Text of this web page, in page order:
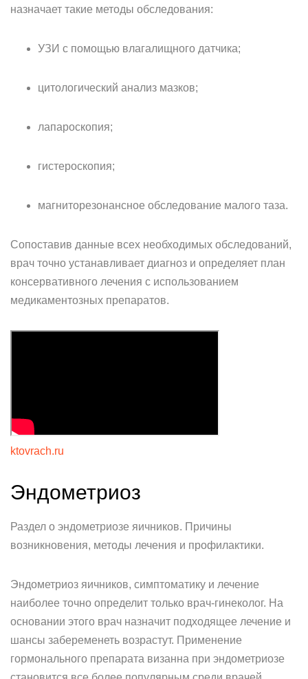
назначает такие методы обследования:
УЗИ с помощью влагалищного датчика;
цитологический анализ мазков;
лапароскопия;
гистероскопия;
магниторезонансное обследование малого таза.
Сопоставив данные всех необходимых обследований,
врач точно устанавливает диагноз и определяет план
консервативного лечения с использованием
медикаментозных препаратов.
ktovrach.ru
Эндометриоз
Раздел о эндометриозе яичников. Причины
возникновения, методы лечения и профилактики.
Эндометриоз яичников, симптоматику и лечение
наиболее точно определит только врач-гинеколог. На
основании этого врач назначит подходящее лечение и
шансы забеременеть возрастут. Применение
гормонального препарата визанна при эндометриозе